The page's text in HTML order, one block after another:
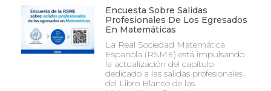
Encuesta Sobre Salidas
Profesionales De Los Egresados
En Matemáticas
La Real Sociedad Matemática
Española (RSME) está impulsando
la actualización del capítulo
dedicado a las salidas profesionales
del Libro Blanco de las